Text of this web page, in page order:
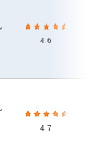
4.6
4.7